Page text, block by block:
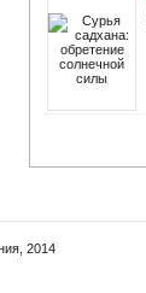
2014